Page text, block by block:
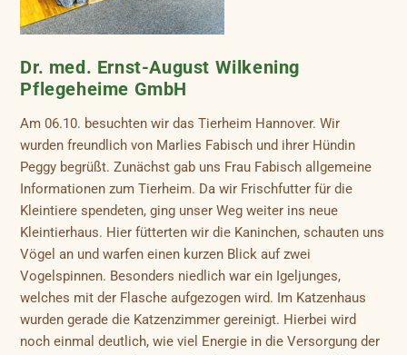
Dr. med. Ernst-August Wilkening
Pflegeheime GmbH
Am 06.10. besuchten wir das Tierheim Hannover. Wir
wurden freundlich von Marlies Fabisch und ihrer Hündin
Peggy begrüßt. Zunächst gab uns Frau Fabisch allgemeine
Informationen zum Tierheim. Da wir Frischfutter für die
Kleintiere spendeten, ging unser Weg weiter ins neue
Kleintierhaus. Hier fütterten wir die Kaninchen, schauten uns
Vögel an und warfen einen kurzen Blick auf zwei
Vogelspinnen. Besonders niedlich war ein Igeljunges,
welches mit der Flasche aufgezogen wird. Im Katzenhaus
wurden gerade die Katzenzimmer gereinigt. Hierbei wird
noch einmal deutlich, wie viel Energie in die Versorgung der